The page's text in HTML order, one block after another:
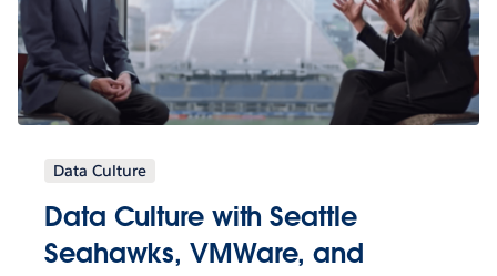
Data Culture
Data Culture with Seattle
Seahawks, VMWare, and